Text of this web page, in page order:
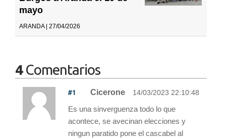
mayo
ARANDA | 27/04/2026
4Comentarios
#1 Cicerone 14/03/2023 22:10:48
Es una sinverguenza todo lo que
acontece, se avecinan elecciones y
ningun paratido pone el cascabel al